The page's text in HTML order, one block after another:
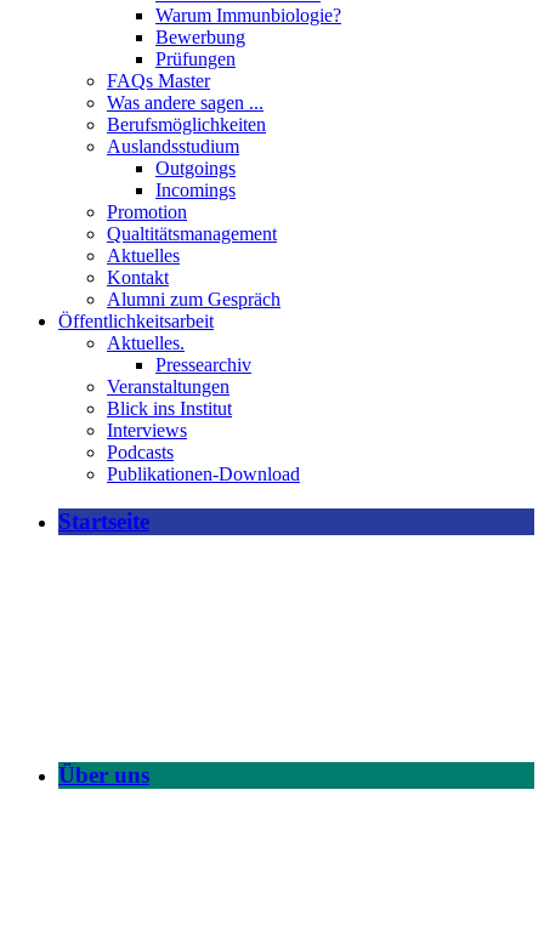
Warum Immunbiologie?
Bewerbung
Prüfungen
FAQs Master
Was andere sagen ...
Berufsmöglichkeiten
Auslandsstudium
Outgoings
Incomings
Promotion
Qualtitätsmanagement
Aktuelles
Kontakt
Alumni zum Gespräch
Öffentlichkeitsarbeit
Aktuelles.
Pressearchiv
Veranstaltungen
Blick ins Institut
Interviews
Podcasts
Publikationen-Download
Startseite
Über uns